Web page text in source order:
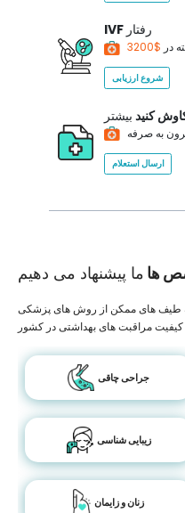
IVF رفتار
در
شروع ارزیابی
کنید بیشتر
به صرفه
ارسال استعلام
ها ما پیشنهاد می دهیم
طیف های ممکن از روش های پزشکی
جراحی چاقی
زیبایی شناسی
زنان و زایمان